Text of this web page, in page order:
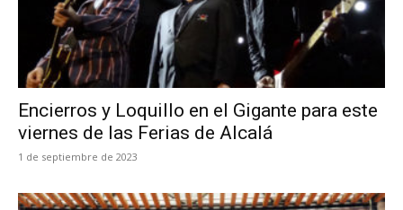
Encierros y Loquillo en el Gigante para este
viernes de las Ferias de Alcalá
1 de septiembre de 2023